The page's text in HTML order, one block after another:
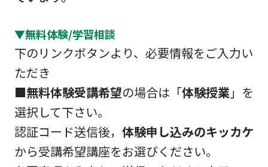
▼無料体験/学習相談
下のリンクボタンより、必要情報をご入力い
ただき
■無料体験受講希望の場合は「体験授業 」を
選択して下さい。
認証コード送信後， 体験申し込みのキッカケ
から受講希望講座をお選びください。